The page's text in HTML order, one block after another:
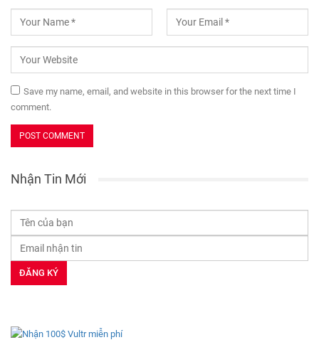
Save my name, email, and website in this browser for the next time I
comment.
Nhận Tin Mới